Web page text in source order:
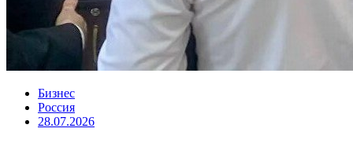
Бизнес
Россия
28.07.2026